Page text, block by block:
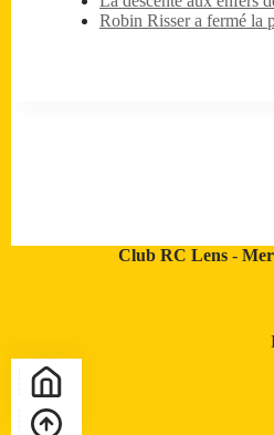
Robin Risser a fermé la
Club RC Lens-